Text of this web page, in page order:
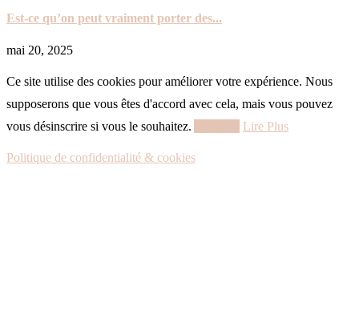
Est-ce qu’on peut vraiment porter des...
mai 20, 2025
Ce site utilise des cookies pour améliorer votre expérience. Nous
supposerons que vous êtes d'accord avec cela, mais vous pouvez
vous désinscrire si vous le souhaitez.
Lire Plus
Politique de confidentialité & cookies